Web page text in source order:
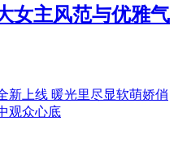
女主风范与优雅气